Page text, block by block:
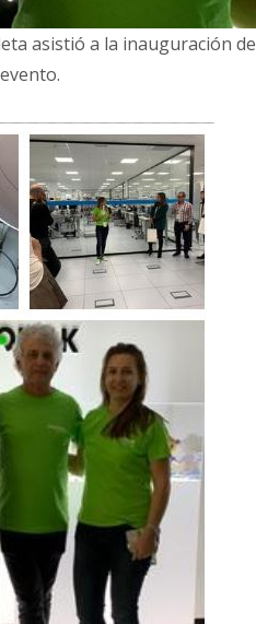
asistió a la inauguración